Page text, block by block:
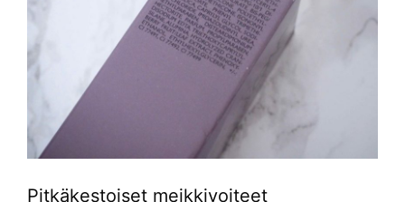
Pitkäkestoiset meikkivoiteet